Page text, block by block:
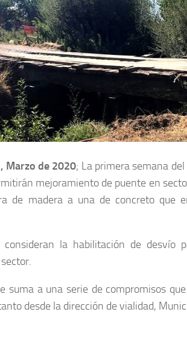
Marzo de 2020; La primera semana
mejoramiento de puente en
de madera a una de concreto que
consideran la habilitación de desvío
suma a una serie de compromisos
desde la dirección de vialidad,